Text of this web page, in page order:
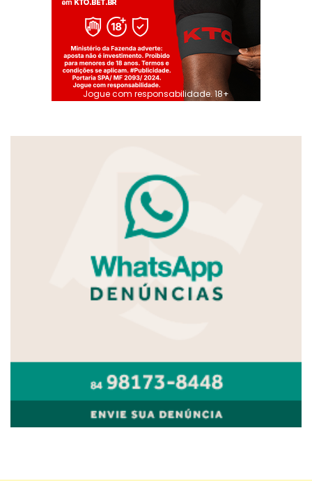
Jogue com responsabilidade. 18+